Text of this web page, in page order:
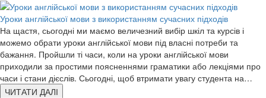
Уроки англійської мови з використанням сучасних підходів
На щастя, сьогодні ми маємо величезний вибір шкіл та курсів і
можемо обрати уроки англійської мови під власні потреби та
бажання. Пройшли ті часи, коли на уроки англійської мови
приходили за простими поясненнями граматики або лекціями про
часи і стани дієслів. Сьогодні, щоб втримати увагу студента на…
ЧИТАТИ ДАЛІ